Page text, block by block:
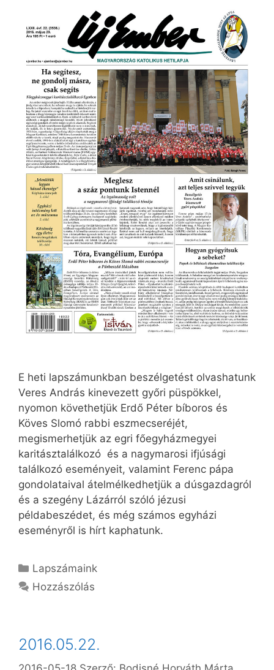
E heti lapszámunkban beszélgetést olvashatunk
Veres András kinevezett győri püspökkel,
nyomon követhetjük Erdő Péter bíboros és
Köves Slomó rabbi eszmecseréjét,
megismerhetjük az egri főegyházmegyei
karitásztalálkozó és a nagymarosi ifjúsági
találkozó eseményeit, valamint Ferenc pápa
gondolataival átelmélkedhetjük a dúsgazdagról
és a szegény Lázárról szóló jézusi
példabeszédet, és még számos egyházi
eseményről is hírt kaphatunk.
Kategória
Lapszámaink
Hozzászólás
2016.05.22.